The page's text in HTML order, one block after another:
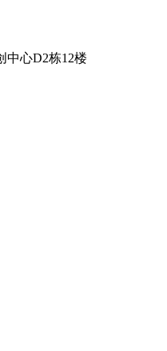
中心D2栋12楼